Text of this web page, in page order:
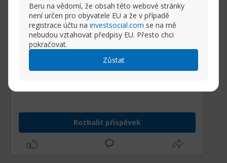
Beru na vědomí, že obsah této webové stránky
není určen pro obyvatele EU a že v případě
registrace účtu na investsocial.com se na mě
nebudou vztahovat předpisy EU. Přesto chci
pokračovat.
Zůstat
Wall Street po úvodním růstu otočila směr a
avšak závěrečná snaha ztráty zmírnila.
Důvod poklesu:
Dění ovlivnil komentář
ministra financí Bessenta, který pozitivně
Rozbalit příspěvek